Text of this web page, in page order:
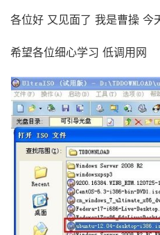
各位好 又见面了 我是曹操 今
希望各位细心学习 低调用网